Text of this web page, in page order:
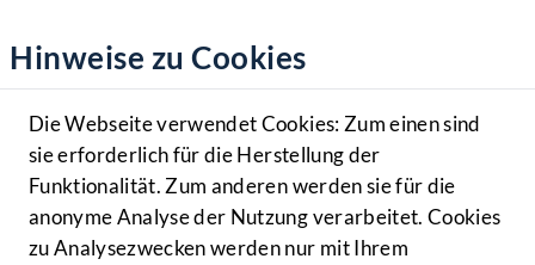
Hilfe
Benutzer
Navigationsmenü öffnen
MENÜ
Hinweise zu Cookies
Die Webseite verwendet Cookies: Zum einen sind
sie erforderlich für die Herstellung der
Funktionalität. Zum anderen werden sie für die
anonyme Analyse der Nutzung verarbeitet. Cookies
zu Analysezwecken werden nur mit Ihrem
Einlangen NR